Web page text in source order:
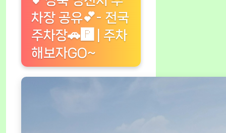
차장 공유💕- 전국
주차장🚗🅿️ | 주차
해보자GO~